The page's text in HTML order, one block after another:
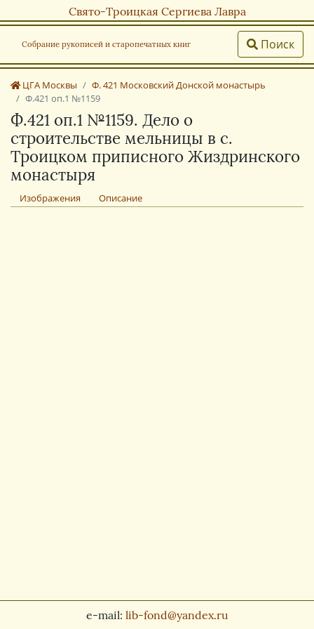
Свято-Троицкая Сергиева Лавра
Собрание рукописей и старопечатных книг Поиск
ЦГА Москвы
Ф. 421 Московский Донской монастырь
Ф.421 оп.1 №1159
Ф.421 оп.1 №1159. Дело о
строительстве мельницы в с.
Троицком приписного Жиздринского
монастыря
Изображения Описание
e-mail: lib-fond@yandex.ru